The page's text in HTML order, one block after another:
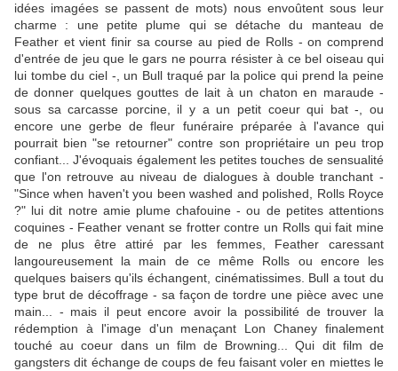
idées imagées se passent de mots) nous envoûtent sous leur
charme : une petite plume qui se détache du manteau de
Feather et vient finir sa course au pied de Rolls - on comprend
d'entrée de jeu que le gars ne pourra résister à ce bel oiseau qui
lui tombe du ciel -, un Bull traqué par la police qui prend la peine
de donner quelques gouttes de lait à un chaton en maraude -
sous sa carcasse porcine, il y a un petit coeur qui bat -, ou
encore une gerbe de fleur funéraire préparée à l'avance qui
pourrait bien "se retourner" contre son propriétaire un peu trop
confiant... J'évoquais également les petites touches de sensualité
que l'on retrouve au niveau de dialogues à double tranchant -
"Since when haven't you been washed and polished, Rolls Royce
?" lui dit notre amie plume chafouine - ou de petites attentions
coquines - Feather venant se frotter contre un Rolls qui fait mine
de ne plus être attiré par les femmes, Feather caressant
langoureusement la main de ce même Rolls ou encore les
quelques baisers qu'ils échangent, cinématissimes. Bull a tout du
type brut de décoffrage - sa façon de tordre une pièce avec une
main... - mais il peut encore avoir la possibilité de trouver la
rédemption à l'image d'un menaçant Lon Chaney finalement
touché au coeur dans un film de Browning... Qui dit film de
gangsters dit échange de coups de feu faisant voler en miettes le